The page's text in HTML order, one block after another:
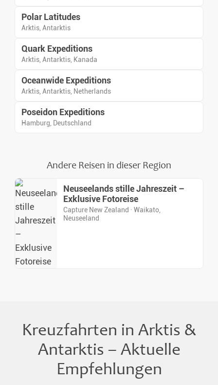
Polar Latitudes
Arktis, Antarktis
Quark Expeditions
Arktis, Antarktis, Kanada
Oceanwide Expeditions
Arktis, Antarktis, Netherlands
Poseidon Expeditions
Hamburg, Deutschland
Andere Reisen in dieser Region
Neuseelands stille Jahreszeit –
Exklusive Fotoreise
Capture New Zealand · Waikato,
Neuseeland
Kreuzfahrten in Arktis &
Antarktis – Aktuelle
Empfehlungen